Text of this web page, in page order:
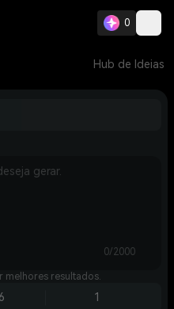
0
Hub de Ideias
0/2000
melhores resultados.
1